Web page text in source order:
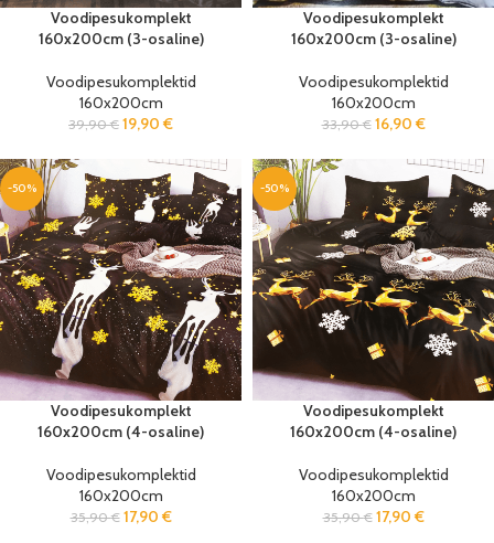
Voodipesukomplekt
160x200cm (3-osaline)
Voodipesukomplektid
160x200cm
39,90€ 19,90 €
Voodipesukomplekt
160x200cm (3-osaline)
Voodipesukomplektid
160x200cm
33,90€ 16,90 €
-50%
Voodipesukomplekt
160x200cm (4-osaline)
Voodipesukomplektid
160x200cm
35,90€ 17,90 €
-50%
Voodipesukomplekt
160x200cm (4-osaline)
Voodipesukomplektid
160x200cm
35,90€ 17,90 €